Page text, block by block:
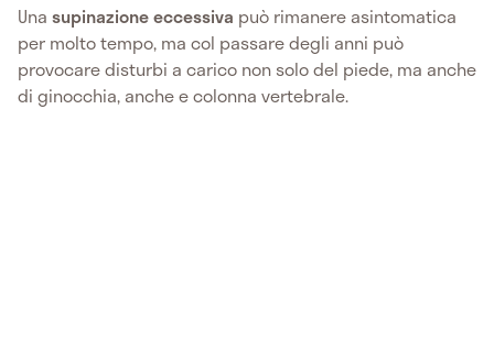
Una supinazione eccessiva può rimanere asintomatica
per molto tempo, ma col passare degli anni può
provocare disturbi a carico non solo del piede, ma anche
di ginocchia, anche e colonna vertebrale.